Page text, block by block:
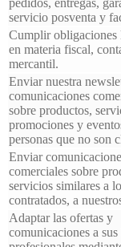
pedidos, entregas,
servicio posventa y
Cumplir obligaciones
en materia fiscal,
mercantil.
Enviar nuestra
comunicaciones
sobre productos,
promociones y
personas que no son
Enviar
comerciales sobre
servicios similares a
contratados, a
Adaptar las ofertas y
comunicaciones a sus